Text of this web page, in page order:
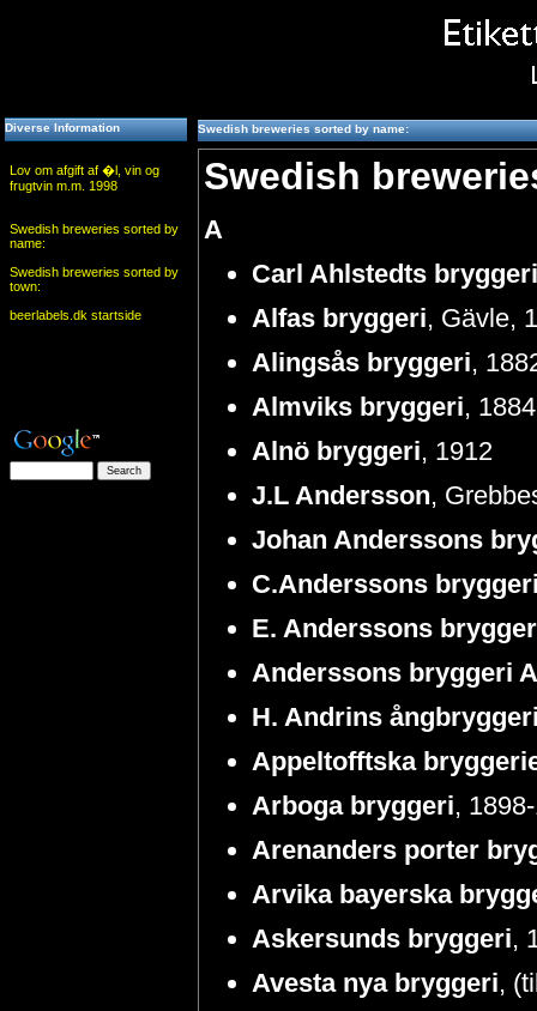
Diverse Information
Lov om afgift af �l, vin og
frugtvin m.m. 1998
Swedish breweries sorted by
name:
Swedish breweries sorted by
town:
beerlabels.dk startside
Swedish breweries sorted by name:
Swedish
A
Carl Ahlstedts bryggeri
Alfas bryggeri, Gävle,
Alingsås bryggeri,
Almviks bryggeri,
Alnö bryggeri, 1912
J.L Andersson,
Johan Anderssons
C.Anderssons
E. Anderssons
Anderssons bryggeri
H. Andrins
Appeltofftska
Arboga bryggeri,
Arenanders porter
Arvika bayerska
Askersunds bryggeri,
Avesta nya bryggeri,